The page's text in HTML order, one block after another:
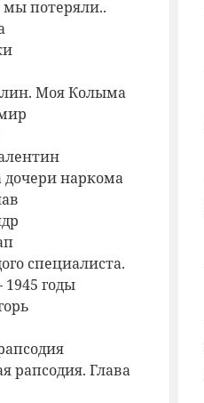
потеряли..
Моя Колыма
дочери наркома
специалиста.
годы
рапсодия. Глава